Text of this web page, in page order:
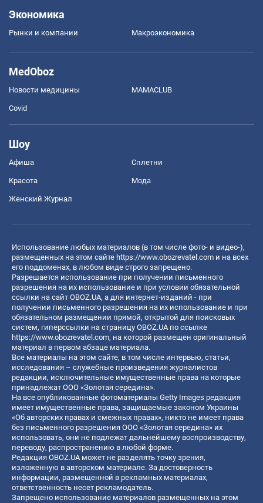
Экономика
Рынки и компании Mакроэкономика
MedOboz
Новости медицины MAMACLUB
Covid
Шоу
Афиша Сплетни
Красота Мода
Женский Журнал
Использование любых материалов (в том числе фото- и видео-),
размещенных на этом сайте https://www.obozrevatel.com и на всех
его поддоменах, в любом виде строго запрещено.
Разрешается использование при получении письменного
разрешения на их использование и при условии обязательной
ссылки на сайт OBOZ.UA, а для интернет-изданий - при
получении письменного разрешения на их использование и при
обязательном размещении прямой, открытой для поисковых
систем, гиперссылки на страницу OBOZ.UA по ссылке
https://www.obozrevatel.com, на которой размещен оригинальный
материал в первом абзаце материала.
Все материалы на этом сайте, в том числе интервью, статьи,
исследования – служебные произведения журналистов
редакции, исключительные имущественные права на которые
принадлежат ООО «Золотая середина».
На все опубликованные фотоматериалы Getty Images редакция
имеет имущественные права, защищаемые законом Украины
«Об авторских правах и смежных правах», никто не имеет права
без письменного разрешения ООО «Золотая середина» их
использовать, они не подлежат дальнейшему воспроизводству,
переводу, распространению в любой форме.
Редакция OBOZ.UA может не разделять точку зрения,
изложенную в авторском материале. За достоверность
информации, размещенной в рекламных материалах,
ответственность несет рекламодатель.
Запрещено использование материалов размещенных на этом